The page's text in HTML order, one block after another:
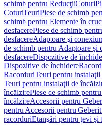
schimb pentru ReducţiiCoturi
CoturiTeuriPiese de schimb
schimb pentru Elemente în
desfacerePiese de schimb
desfacereAdaptoare şi
de schimb pentru Adaptoare şi
desfacereDispozitive de
Dispozitive de închidere
RacorduriTeuri pentru
Teuri pentru instalaţii de
încălzirePiese de schimb
încălzireAccesorii pentru
pentru Accesorii pentru
racorduriEtanşări pentru ţevi şi